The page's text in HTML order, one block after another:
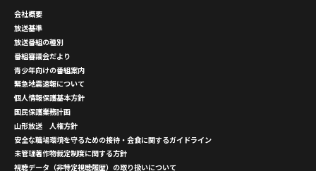
会社概要
放送基準
放送番組の種別
番組審議会だより
青少年向けの番組案内
緊急地震速報について
個人情報保護基本方針
国民保護業務計画
山形放送 人権方針
安全な職場環境を守るための接待・会食に関するガイドライン
未管理著作物裁定制度に関する方針
視聴データ（非特定視聴履歴）の取り扱いについて